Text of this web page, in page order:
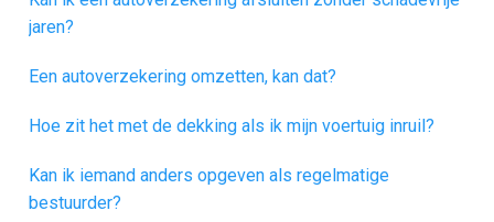
jaren?
Een autoverzekering omzetten, kan dat?
Hoe zit het met de dekking als ik mijn voertuig inruil?
Kan ik iemand anders opgeven als regelmatige
bestuurder?